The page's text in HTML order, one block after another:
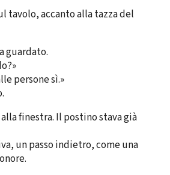
tavolo, accanto alla tazza del
guardato.
persone sì.»
finestra. Il postino stava già
un passo indietro, come una